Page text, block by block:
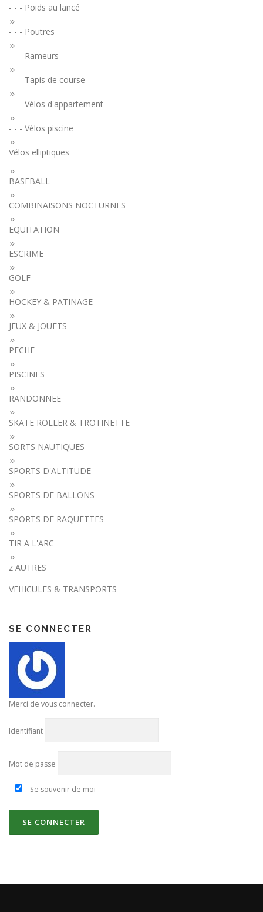
- - - Poids au lancé
- - - Poutres
- - - Rameurs
- - - Tapis de course
- - - Vélos d'appartement
- - - Vélos piscine
Vélos elliptiques
BASEBALL
COMBINAISONS NOCTURNES
EQUITATION
ESCRIME
GOLF
HOCKEY & PATINAGE
JEUX & JOUETS
PECHE
PISCINES
RANDONNEE
SKATE ROLLER & TROTINETTE
SORTS NAUTIQUES
SPORTS D'ALTITUDE
SPORTS DE BALLONS
SPORTS DE RAQUETTES
TIR A L'ARC
z AUTRES
VEHICULES & TRANSPORTS
SE CONNECTER
Merci de vous connecter.
Identifiant
Mot de passe
Se souvenir de moi